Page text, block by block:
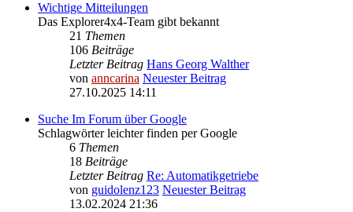
Wichtige Mitteilungen
Das Explorer4x4-Team gibt bekannt
21 Themen
106 Beiträge
Letzter Beitrag Hans Georg Walther
von anncarina Neuester Beitrag
27.10.2025 14:11
Suche Im Forum über Google
Schlagwörter leichter finden per Google
6 Themen
18 Beiträge
Letzter Beitrag Re: Automatikgetriebe
von guidolenz123 Neuester Beitrag
13.02.2024 21:36